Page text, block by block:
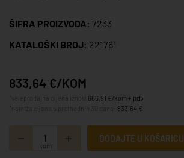
ŠIFRA PROIZVODA: 7233
KATALOŠKI BROJ: 221761
833,64 €/KOM
666,91 €/kom + pdv
833,64 €
kom
DODAJTE U KOŠARICU